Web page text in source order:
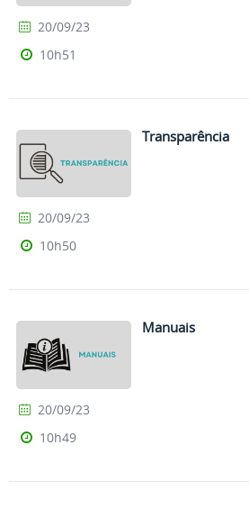
20/09/23
10h51
Transparência
20/09/23
10h50
Manuais
20/09/23
10h49